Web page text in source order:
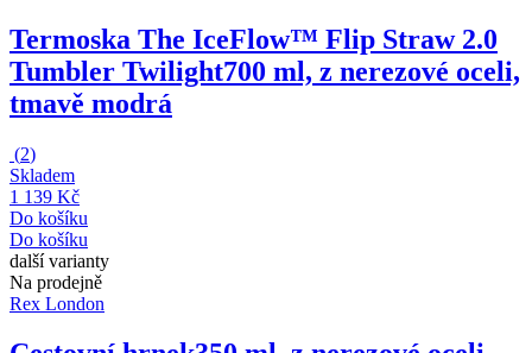
Termoska The IceFlow™ Flip Straw 2.0
Tumbler Twilight700 ml, z nerezové oceli,
tmavě modrá
(2)
Skladem
1 139 Kč
Do košíku
Do košíku
další varianty
Na prodejně
Rex London